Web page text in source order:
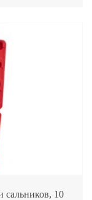
сальников, 10